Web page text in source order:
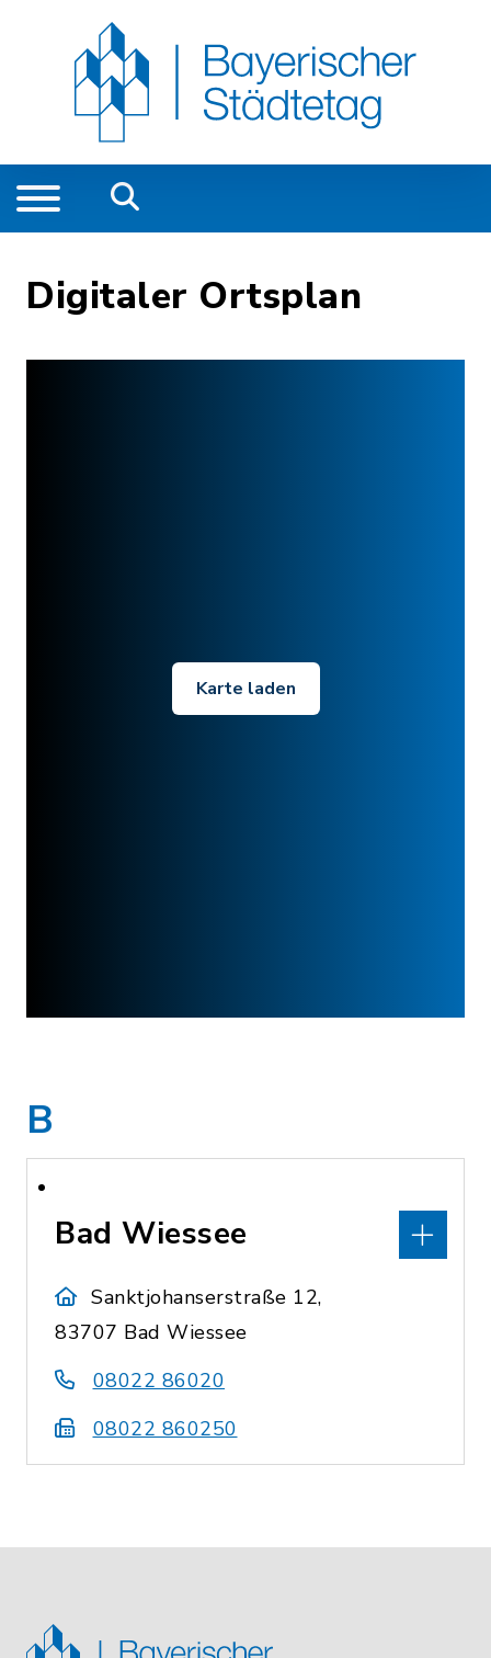
Digitaler Ortsplan
Karte laden
B
Bad Wiessee
Sanktjohanserstraße 12,
83707 Bad Wiessee
08022 86020
08022 860250